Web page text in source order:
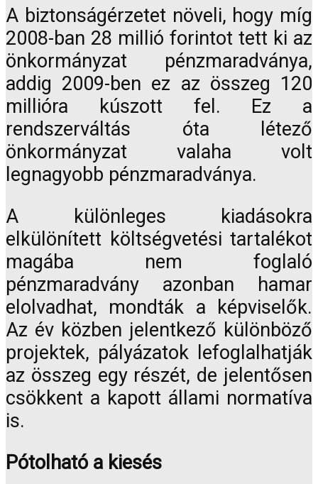
A biztonságérzetet növeli, hogy míg
2008-ban 28 millió forintot tett ki az
önkormányzat pénzmaradványa,
addig 2009-ben ez az összeg 120
millióra kúszott fel. Ez a
rendszerváltás óta létező
önkormányzat valaha volt
legnagyobb pénzmaradványa.
A különleges kiadásokra
elkülönített költségvetési tartalékot
magába nem foglaló
pénzmaradvány azonban hamar
elolvadhat, mondták a képviselők.
Az év közben jelentkező különböző
projektek, pályázatok lefoglalhatják
az összeg egy részét, de jelentősen
csökkent a kapott állami normatíva
is.
Pótolható a kiesés